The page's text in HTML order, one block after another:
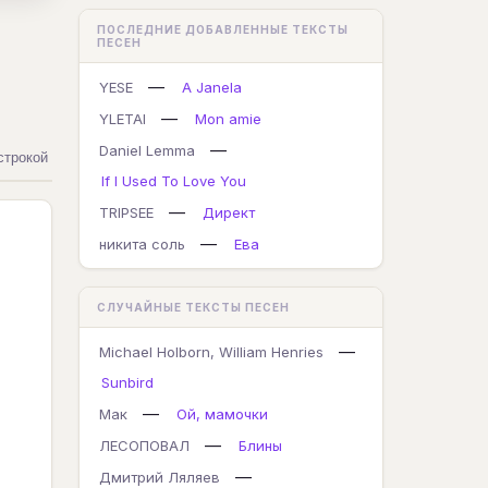
ПОСЛЕДНИЕ ДОБАВЛЕННЫЕ ТЕКСТЫ
ПЕСЕН
YESE —
A Janela
YLETAI
—
Mon amie
Daniel Lemma
—
If I Used To Love You
TRIPSEE
—
Директ
никита соль
— Ева
СЛУЧАЙНЫЕ ТЕКСТЫ ПЕСЕН
Michael Holborn, William Henries —
Sunbird
Мак
—
Ой, мамочки
ЛЕСОПОВАЛ
—
Блины
Дмитрий Ляляев
—